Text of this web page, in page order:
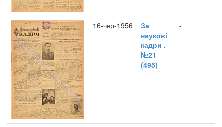
16-чер-1956
За
наукові
кадри .
№21
(495)
-